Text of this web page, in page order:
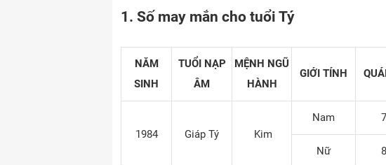
1. Số may mắn cho tuổi Tý
NĂM
SINH
TUỔI NẠP
ÂM
MỆNH NGŨ
HÀNH
GIỚI TÍNH
1984 Giáp Tý Kim
Nam 7
Nữ 8